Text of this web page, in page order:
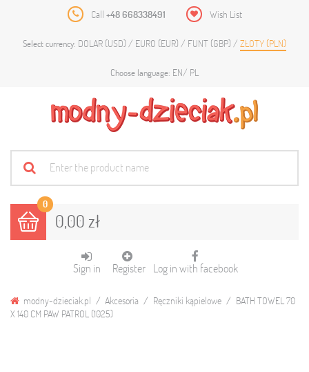
Call +48 668338491 Wish List
Select currency: DOLAR (USD) EURO (EUR) FUNT (GBP) ZŁOTY (PLN)
Choose language: EN PL
0
0,00 zł
Sign in Register Log in with facebook
modny-dzieciak.pl Akcesoria Ręczniki kąpielowe
BATH TOWEL 70
X 140 CM PAW PATROL (1025)